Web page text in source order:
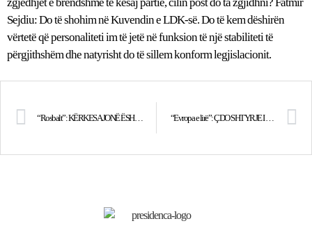
“Rosbalt”: KËRKESA JONË ËSHTË PAVARËSI E PLOTË PËR KOSOVËN